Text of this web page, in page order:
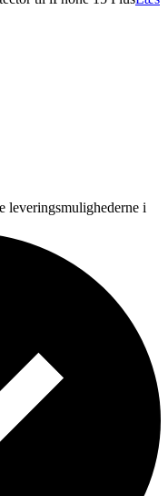
leveringsmulighederne i